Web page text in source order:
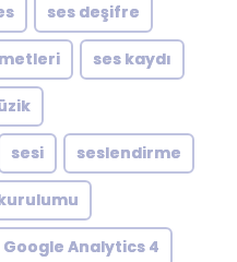
ses deşifre
ses kaydı
sesi seslendirme
Analytics 4